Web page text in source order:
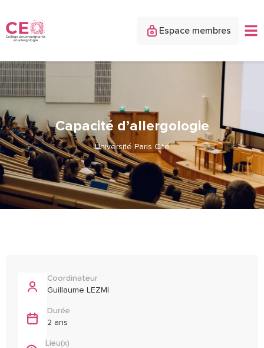
Espace membres
Capacité d’allergologie
Université Paris Cité
Coordinateur
Guillaume LEZMI
Durée
2 ans
Lieu(x)